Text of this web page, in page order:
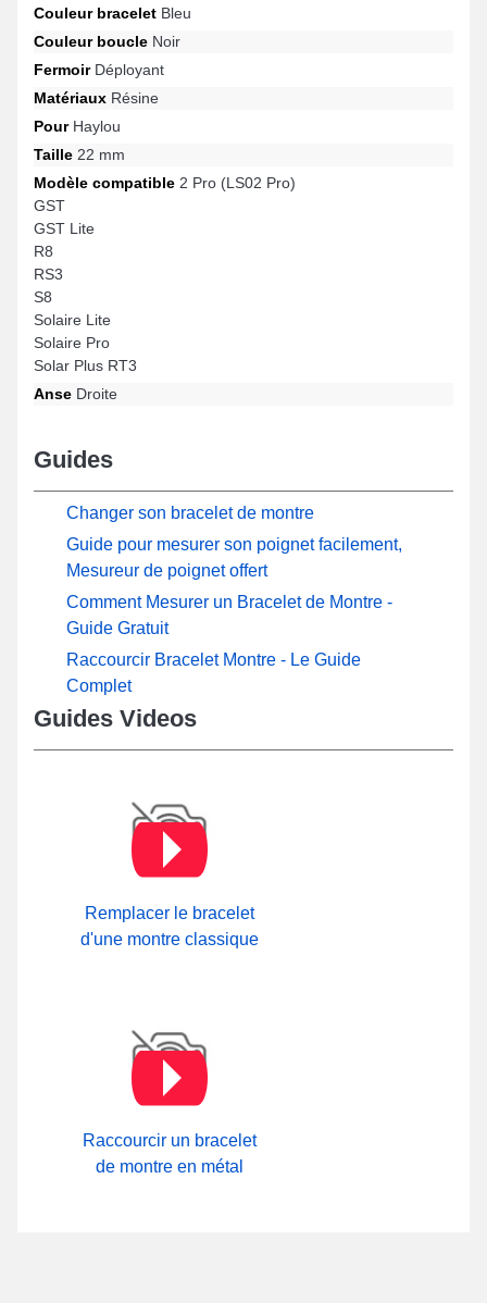
Couleur bracelet Bleu
Couleur boucle Noir
FermoirDéployant
Matériaux Résine
PourHaylou
Taille 22 mm
Modèle compatible 2 Pro (LS02 Pro)
GST
GST Lite
R8
RS3
S8
Solaire Lite
Solaire Pro
Solar Plus RT3
Anse Droite
Guides
Changer son bracelet de montre
Guide pour mesurer son poignet facilement,
Mesureur de poignet offert
Comment Mesurer un Bracelet de Montre -
Guide Gratuit
Raccourcir Bracelet Montre - Le Guide
Complet
Guides Videos
Remplacer le bracelet
d'une montre classique
Raccourcir un bracelet
de montre en métal